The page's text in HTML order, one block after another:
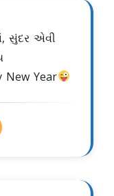
સુંદર એવી
Year